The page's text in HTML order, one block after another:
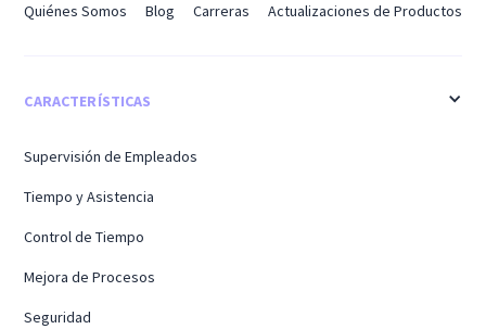
Quiénes Somos Blog Carreras Actualizaciones de Productos
CARACTERÍSTICAS
Supervisión de Empleados
Tiempo y Asistencia
Control de Tiempo
Mejora de Procesos
Seguridad